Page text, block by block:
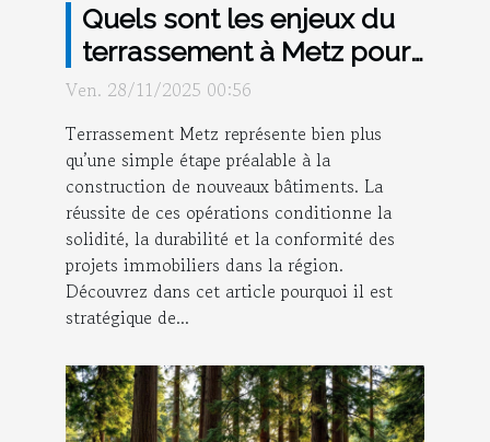
Quels sont les enjeux du
terrassement à Metz pour
les nouveaux bâtiments ?
Ven. 28/11/2025 00:56
Terrassement Metz représente bien plus
qu’une simple étape préalable à la
construction de nouveaux bâtiments. La
réussite de ces opérations conditionne la
solidité, la durabilité et la conformité des
projets immobiliers dans la région.
Découvrez dans cet article pourquoi il est
stratégique de...